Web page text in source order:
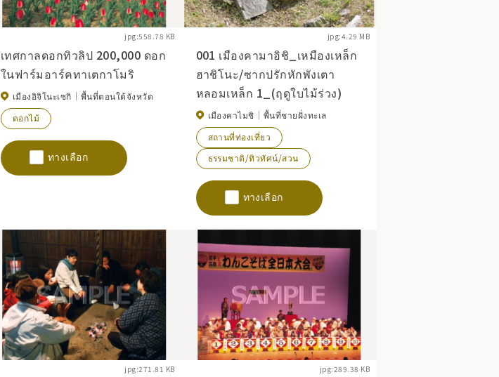
jpg:558.78 KB
เทศกาลดอกทิวลิป 200,000 ดอก
ในฟาร์มอาร์คทาเตกาโมริ
เมืองอิจิโนะเซกิ
พื้นที่ตอนใต้จังหวัด
ดอกไม้
ทางเลือก
jpg:4.29 MB
001 เมืองคามาอิชิ_เหมืองเหล็ก
ฮาชิโนะ/ซากปรักหักพังเตา
หลอมเหล็ก 1_(ฤดูใบไม้ร่วง)
เมืองคาไมชิ
พื้นที่ชายฝั่งทะเล
สถานที่ท่องเที่ยว
ธรรมชาติ/ทิวทัศน์/สวน
ทางเลือก
jpg:271.81 KB jpg:289.38 KB